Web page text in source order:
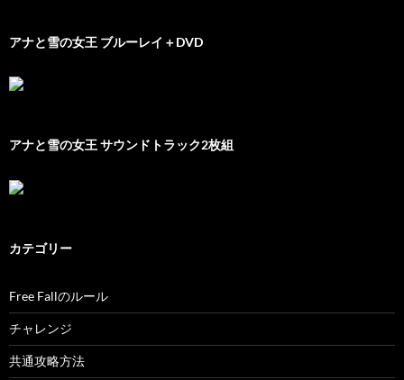
アナと雪の女王 ブルーレイ＋DVD
アナと雪の女王 サウンドトラック2枚組
カテゴリー
Free Fallのルール
チャレンジ
共通攻略方法